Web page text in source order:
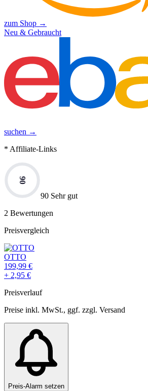
zum Shop →
Neu & Gebraucht
suchen →
* Affiliate-Links
90
90 Sehr gut
2 Bewertungen
Preisvergleich
OTTO
199,99 €
+ 2,95 €
Preisverlauf
Preise inkl. MwSt., ggf. zzgl. Versand
Preis-Alarm setzen